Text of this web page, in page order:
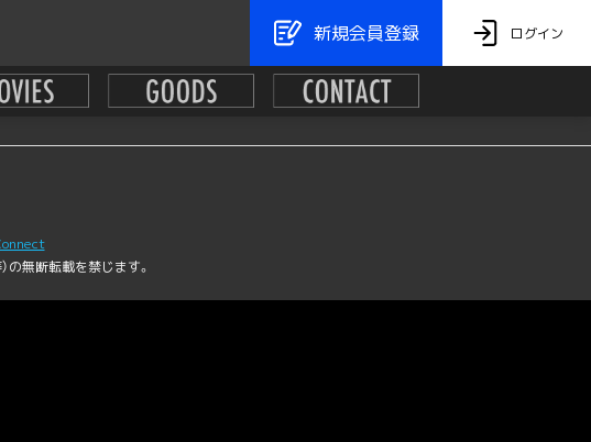
新規会員登録 ログイン
特定商取引法に基づく表記
よくある質問
いて
の無断転載を禁じます。